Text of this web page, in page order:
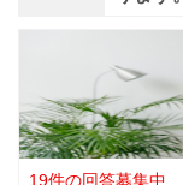
19件の回答募集中